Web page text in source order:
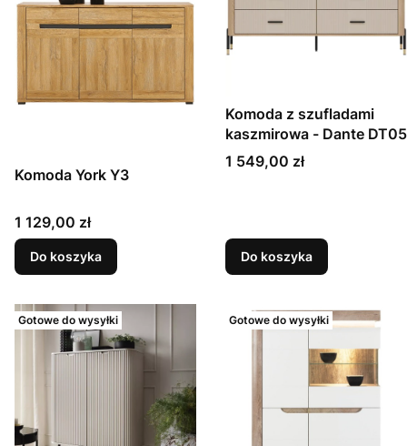
Komoda York Y3
Cena
1 129,00 zł
Do koszyka
Komoda z szufladami
kaszmirowa - Dante DT05
Cena
1 549,00 zł
Do koszyka
Gotowe do wysyłki Gotowe do wysyłki